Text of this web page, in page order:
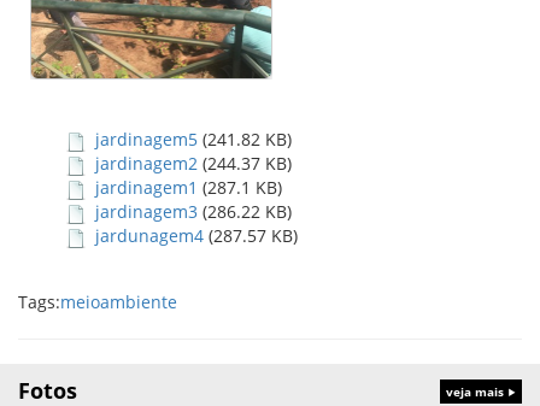
jardinagem5 (241.82 KB)
jardinagem2 (244.37 KB)
jardinagem1 (287.1 KB)
jardinagem3 (286.22 KB)
jardunagem4 (287.57 KB)
Tags:meioambiente
Fotos veja mais